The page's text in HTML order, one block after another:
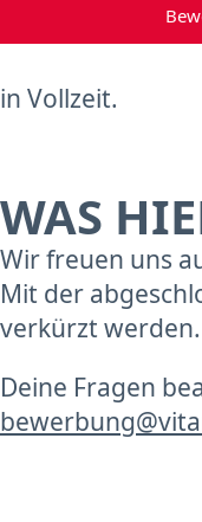
in Vollzeit.
WAS
Wir freuen uns
Mit der
verkürzt werden.
Deine Fragen